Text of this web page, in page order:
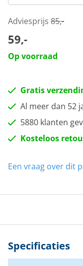
Adviesprijs 85,-
59,-
Op voorraad
Gratis
Al meer dan 52
5880 klanten
Kosteloos
Een vraag over dit
Specificaties